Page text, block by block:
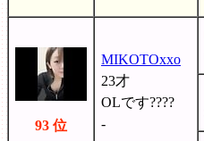
93 位
MIKOTOxxo
23才
OLです????
-